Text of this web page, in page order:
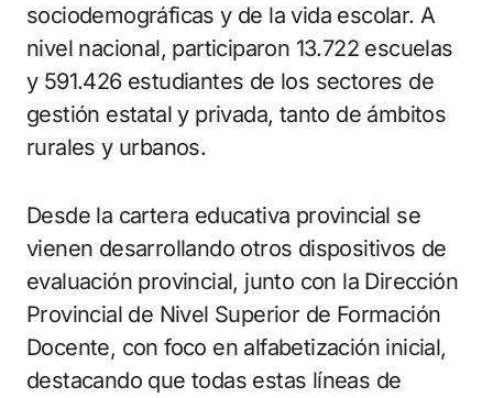
sociodemográficas y de la vida escolar. A
nivel nacional, participaron 13.722 escuelas
y 591.426 estudiantes de los sectores de
gestión estatal y privada, tanto de ámbitos
rurales y urbanos.
Desde la cartera educativa provincial se
vienen desarrollando otros dispositivos de
evaluación provincial, junto con la Dirección
Provincial de Nivel Superior de Formación
Docente, con foco en alfabetización inicial,
destacando que todas estas líneas de